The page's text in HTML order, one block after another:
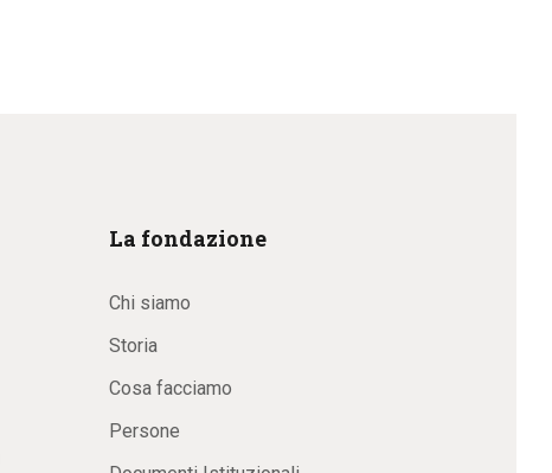
La fondazione
Chi siamo
Storia
Cosa facciamo
Persone